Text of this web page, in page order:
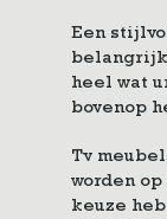
Een
heel wat
bovenop
Tv
worden
keuze